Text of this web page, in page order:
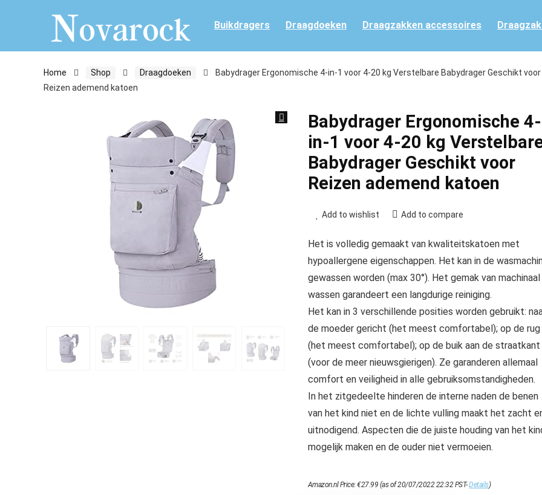
Buikdragers Draagdoeken Draagzakken accessoires
Home Shop Draagdoeken
Babydrager Ergonomische 4-in-1 voor 4-20 kg Verstelbare Babydrager Geschikt voor
Reizen ademend katoen
Babydrager Ergonomische 4-
in-1 voor 4-20 kg
Babydrager Geschikt voor
Reizen ademend katoen
Add to wishlist Add to compare
Het is volledig gemaakt van kwaliteitskatoen met
hypoallergene eigenschappen. Het kan in de
gewassen worden (max 30°). Het gemak van machinaal
wassen garandeert een langdurige reiniging.
Het kan in 3 verschillende posities worden gebruikt:
de moeder gericht (het meest comfortabel); op de rug
(het meest comfortabel); op de buik aan de straatkant
(voor de meer nieuwsgierigen). Ze garanderen allemaal
comfort en veiligheid in alle gebruiksomstandigheden.
In het zitgedeelte hinderen de interne naden de benen
van het kind niet en de lichte vulling maakt het zacht
uitnodigend. Aspecten die de juiste houding van het
mogelijk maken en de ouder niet vermoeien.
Amazon.nl Price:€27.99 (as of 20/07/2022 22:32 PST-Details)